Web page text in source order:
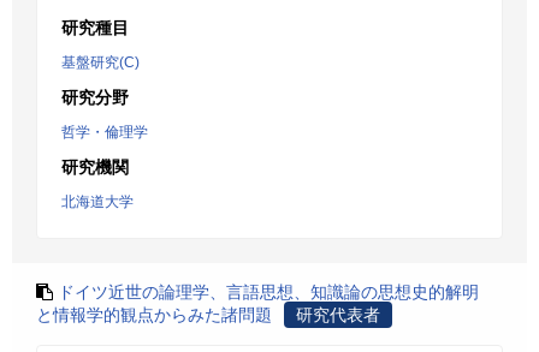
研究種目
基盤研究(C)
研究分野
哲学・倫理学
研究機関
北海道大学
ドイツ近世の論理学、言語思想、知識論の思想史的解明
と情報学的観点からみた諸問題
研究代表者